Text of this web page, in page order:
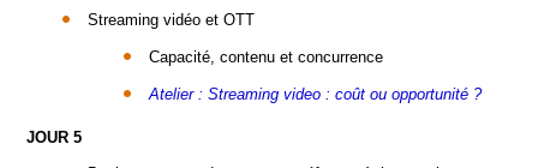
Streaming vidéo et OTT
Capacité, contenu et concurrence
Atelier : Streaming video : coût ou opportunité ?
JOUR 5